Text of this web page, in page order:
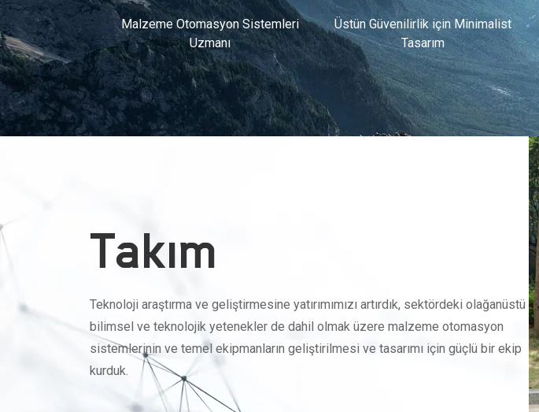
Malzeme Otomasyon Sistemleri
Uzmanı
Üstün Güvenilirlik için Minimalist
Tasarım
Takım
Teknoloji araştırma ve geliştirmesine yatırımımızı artırdık, sektördeki olağanüstü
bilimsel ve teknolojik yetenekler de dahil olmak üzere malzeme otomasyon
sistemlerinin ve temel ekipmanların geliştirilmesi ve tasarımı için güçlü bir ekip
kurduk.